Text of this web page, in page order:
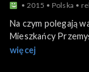
2015 Polska
Na czym polegają
Mieszkańcy
Bydgoszczy uczcili
więcej